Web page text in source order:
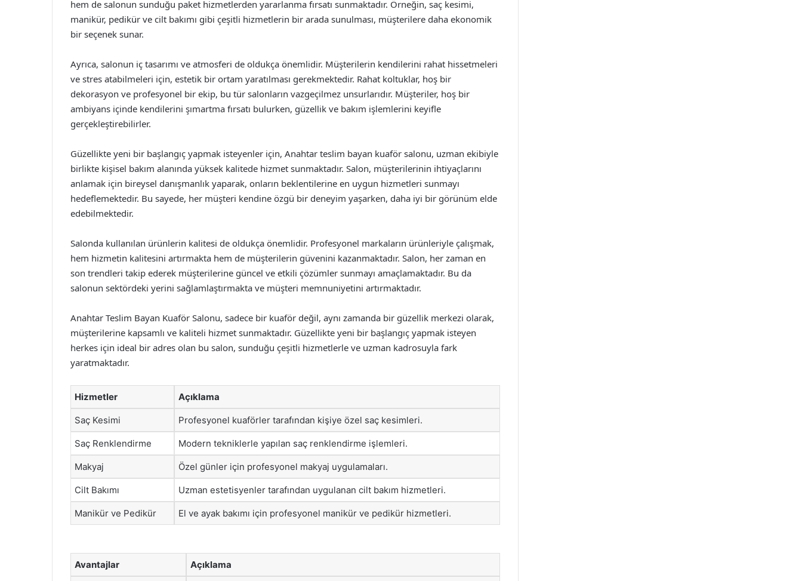
hem de salonun sunduğu paket hizmetlerden yararlanma fırsatı sunmaktadır. Örneğin, saç kesimi,
manikür, pedikür ve cilt bakımı gibi çeşitli hizmetlerin bir arada sunulması, müşterilere daha ekonomik
bir seçenek sunar.
Ayrıca, salonun iç tasarımı ve atmosferi de oldukça önemlidir. Müşterilerin kendilerini rahat hissetmeleri
ve stres atabilmeleri için, estetik bir ortam yaratılması gerekmektedir. Rahat koltuklar, hoş bir
dekorasyon ve profesyonel bir ekip, bu tür salonların vazgeçilmez unsurlarıdır. Müşteriler, hoş bir
ambiyans içinde kendilerini şımartma fırsatı bulurken, güzellik ve bakım işlemlerini keyifle
gerçekleştirebilirler.
Güzellikte yeni bir başlangıç yapmak isteyenler için, Anahtar teslim bayan kuaför salonu, uzman ekibiyle
birlikte kişisel bakım alanında yüksek kalitede hizmet sunmaktadır. Salon, müşterilerinin ihtiyaçlarını
anlamak için bireysel danışmanlık yaparak, onların beklentilerine en uygun hizmetleri sunmayı
hedeflemektedir. Bu sayede, her müşteri kendine özgü bir deneyim yaşarken, daha iyi bir görünüm elde
edebilmektedir.
Salonda kullanılan ürünlerin kalitesi de oldukça önemlidir. Profesyonel markaların ürünleriyle çalışmak,
hem hizmetin kalitesini artırmakta hem de müşterilerin güvenini kazanmaktadır. Salon, her zaman en
son trendleri takip ederek müşterilerine güncel ve etkili çözümler sunmayı amaçlamaktadır. Bu da
salonun sektördeki yerini sağlamlaştırmakta ve müşteri memnuniyetini artırmaktadır.
Anahtar Teslim Bayan Kuaför Salonu, sadece bir kuaför değil, aynı zamanda bir güzellik merkezi olarak,
müşterilerine kapsamlı ve kaliteli hizmet sunmaktadır. Güzellikte yeni bir başlangıç yapmak isteyen
herkes için ideal bir adres olan bu salon, sunduğu çeşitli hizmetlerle ve uzman kadrosuyla fark
yaratmaktadır.
Hizmetler Açıklama
Saç Kesimi Profesyonel kuaförler tarafından kişiye özel saç kesimleri.
Saç Renklendirme Modern tekniklerle yapılan saç renklendirme işlemleri.
Makyaj Özel günler için profesyonel makyaj uygulamaları.
Cilt Bakımı Uzman estetisyenler tarafından uygulanan cilt bakım hizmetleri.
Manikür ve Pedikür El ve ayak bakımı için profesyonel manikür ve pedikür hizmetleri.
Avantajlar Açıklama